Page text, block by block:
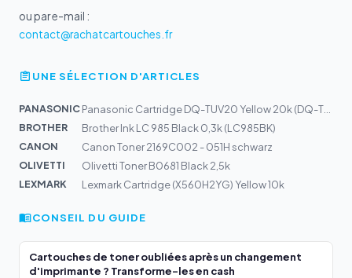
ou par e-mail :
contact@rachatcartouches.fr
UNE SÉLECTION D'ARTICLES
PANASONIC
BROTHER
Brother Ink LC 985 Black 0,3k (LC985BK)
CANON
Canon Toner 2169C002 - 051H schwarz
OLIVETTI
Olivetti Toner B0681 Black 2,5k
LEXMARK
Lexmark Cartridge (X560H2YG) Yellow 10k
CONSEIL DU GUIDE
Cartouches de toner oubliées après un changement
d'imprimante ? Transforme-les en cash